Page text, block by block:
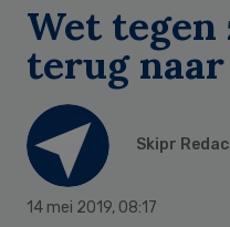
Wet
terug
Skipr
14 mei 2019, 08:17